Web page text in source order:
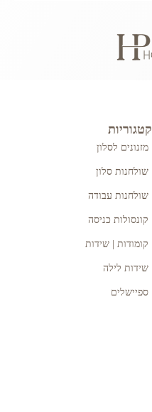
קטגוריות
מזנונים לסלון
שולחנות סלון
שולחנות עבודה
קונסולות כניסה
קומודות | שידות
שידות לילה
ספיישלים